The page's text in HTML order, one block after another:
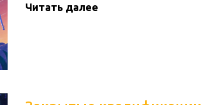
Читать далее